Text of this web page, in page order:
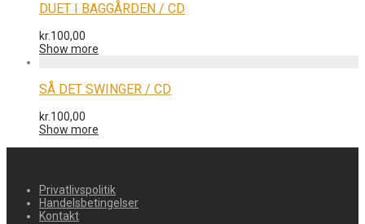
DUET I BAGGÅRDEN / CD
kr.100,00
Show more
SÅ DET SWINGER / CD
kr.100,00
Show more
Privatlivspolitik
Handelsbetingelser
Kontakt